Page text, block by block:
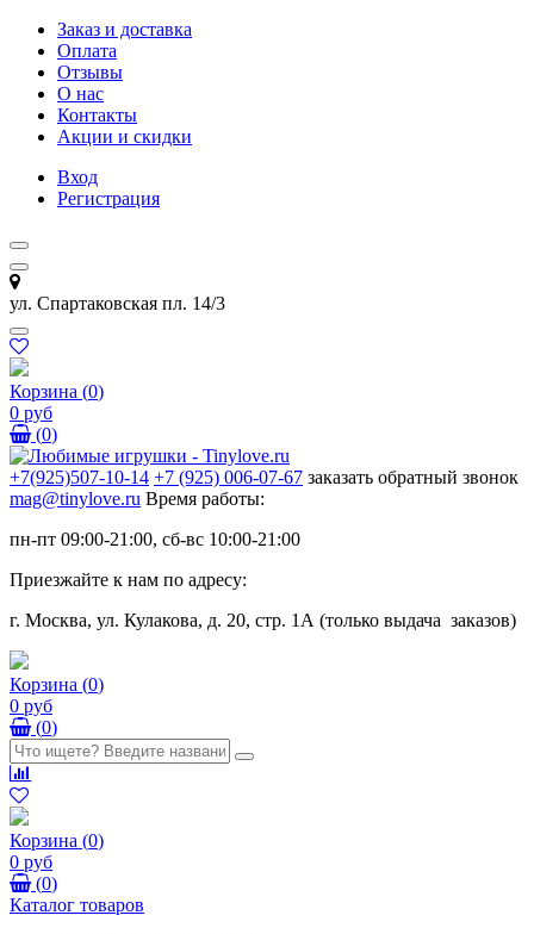
Заказ и доставка
Оплата
Отзывы
О нас
Контакты
Акции и скидки
Вход
Регистрация
ул. Спартаковская пл. 14/3
Корзина (0)
0 руб
(0)
+7(925)507-10-14 +7 (925) 006-07-67 заказать обратный звонок
mag@tinylove.ru Время работы:
пн-пт 09:00-21:00, сб-вс 10:00-21:00
Приезжайте к нам по адресу:
г. Москва, ул. Кулакова, д. 20, стр. 1А (только выдача заказов)
Корзина (0)
0 руб
(0)
Корзина (0)
0 руб
(0)
Каталог товаров